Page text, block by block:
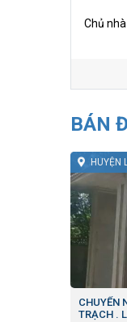
Chủ
BÁN
HUYỆN
CHUYỂN
TRẠCH .